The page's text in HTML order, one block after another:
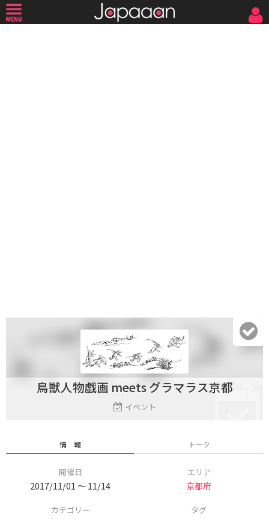
鳥獣人物戯画 meets グラマラス京都
イベント
情 報 トーク
開催日
2017/11/01 〜 11/14
エリア
京都府
カテゴリー タグ